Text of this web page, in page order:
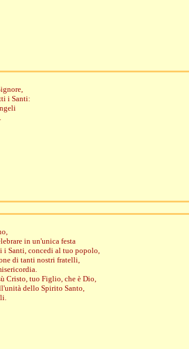
i Santi:
in un'unica festa
Santi, concedi al tuo popolo,
di tanti nostri fratelli,
Cristo, tuo Figlio, che è Dio,
dello Spirito Santo,